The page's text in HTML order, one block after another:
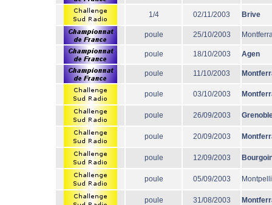
1/4 02/11/2003 Brive
poule 25/10/2003
poule 18/10/2003 Agen
poule 11/10/2003
poule 03/10/2003
poule 26/09/2003
poule 20/09/2003
poule 12/09/2003
poule 05/09/2003
poule 31/08/2003